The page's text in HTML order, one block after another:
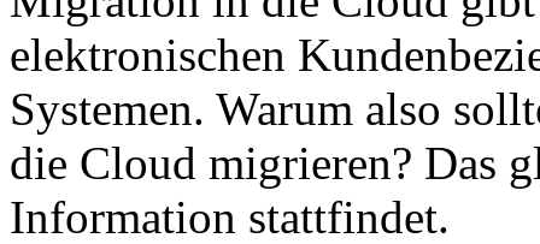
elektronischen
Systemen. Warum also
die Cloud migrieren? Das
Information stattfindet.